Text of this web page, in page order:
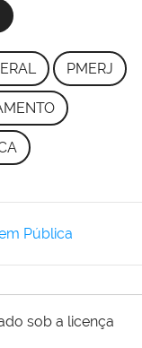
PMERJ
Pública
sob a licença